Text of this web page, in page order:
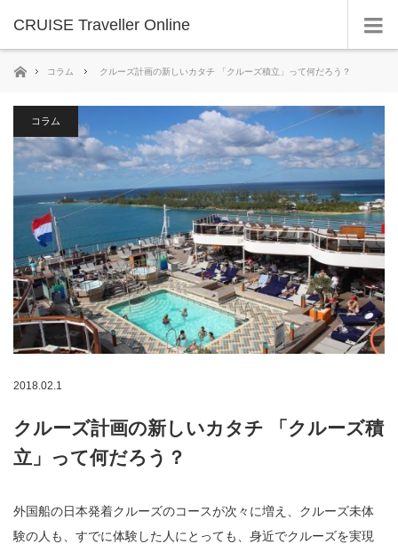
CRUISE Traveller Online
ホームコラム クルーズ計画の新しいカタチ 「クルーズ積立」って何だろう？
コラム
2018.02.1
クルーズ計画の新しいカタチ 「クルーズ積
立」って何だろう？
外国船の日本発着クルーズのコースが次々に増え、クルーズ未体
験の人も、すでに体験した人にとっても、身近でクルーズを実現